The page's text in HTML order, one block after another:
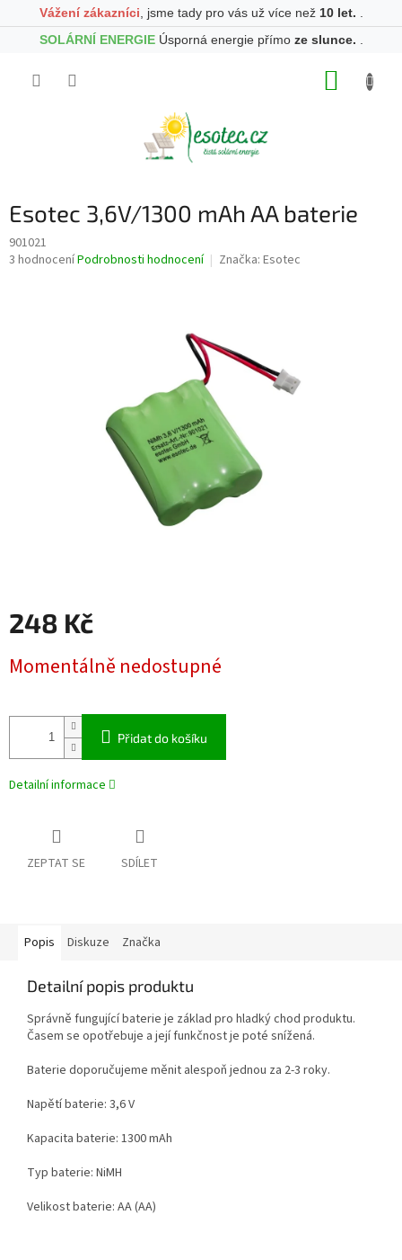
Vážení zákazníci , jsme tady pro vás už více než 10 let.
SOLÁRNÍ ENERGIEÚsporná energie přímo ze slunce.
Esotec 3,6V/1300 mAh AA baterie
901021
Průměrné
3 hodnoceníPodrobnosti hodnocení Značka: Esotec
248 Kč
cena:
Momentálně nedostupné
Přidat do košíku
Detailní informace
ZEPTAT SE SDÍLET
Popis Diskuze Značka
Detailní popis produktu
Správně fungující baterie je základ pro hladký chod produktu.
Časem se opotřebuje a její funkčnost je poté snížená.
Baterie doporučujeme měnit alespoň jednou za 2-3 roky.
Napětí baterie: 3,6 V
Kapacita baterie: 1300 mAh
Typ baterie: NiMH
Velikost baterie: AA (AA)